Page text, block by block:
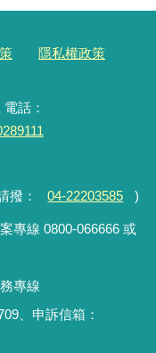
隱私權政策
話：
撥： 04-22203585 )
專線 0800-066666 或
專線
、申訴信箱：